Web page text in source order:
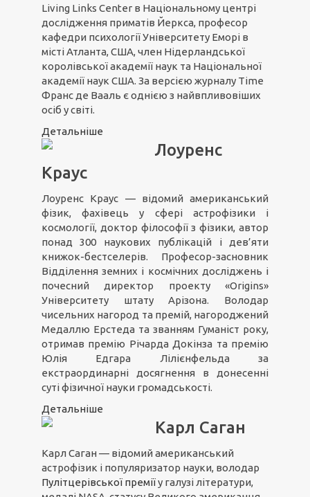
Living Links Center в Національному центрі
дослідження приматів Йеркса, професор
кафедри психології Університету Еморі в
місті Атланта, США, член Нідерландської
королівської академії наук та Національної
академії наук США. За версією журналу Time
Франс де Вааль є однією з найвпливовіших
осіб у світі.
Детальніше
Лоуренс
Краус
Лоуренс Краус — відомий американський
фізик, фахівець у сфері астрофізики і
космології, доктор філософії з фізики, автор
понад 300 наукових публікацій і дев’яти
книжок-бестселерів. Професор-засновник
Відділення земних і космічних досліджень і
почесний директор проекту «Origins»
Університету штату Арізона. Володар
чисельних нагород та премій, нагороджений
Медаллю Ерстеда та званням Гуманіст року,
отримав премію Річарда Докінза та премію
Юлія Едгара Лілієнфельда за
екстраординарні досягнення в донесенні
суті фізичної науки громадськості.
Детальніше
Карл Саган
Карл Саган — відомий американський
астрофізик і популяризатор науки, володар
Пулітцерівської преміїу галузі літератури,